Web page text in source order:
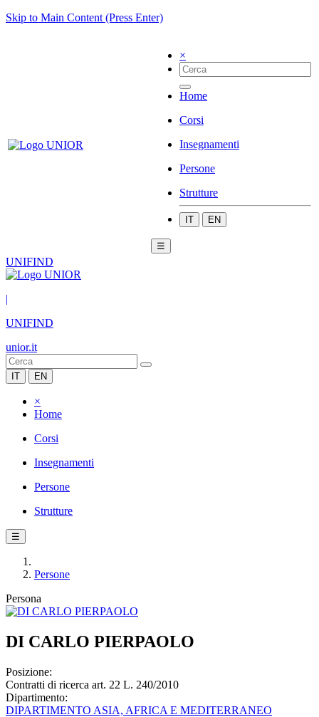
Skip to Main Content (Press Enter)
×
Home
Corsi
Insegnamenti
Persone
Strutture
IT EN
☰
UNIFIND
|
UNIFIND
unior.it
IT EN
×
Home
Corsi
Insegnamenti
Persone
Strutture
☰
Persone
Persona
DI CARLO PIERPAOLO
Posizione:
Contratti di ricerca art. 22 L. 240/2010
Dipartimento:
DIPARTIMENTO ASIA, AFRICA E MEDITERRANEO